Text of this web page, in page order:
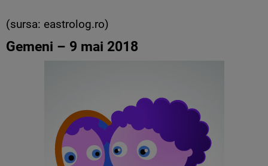
(sursa: eastrolog.ro)
Gemeni – 9 mai 2018